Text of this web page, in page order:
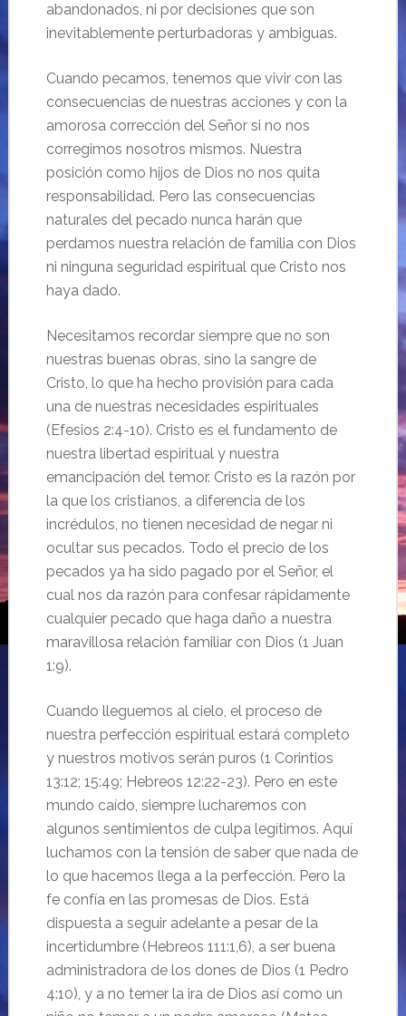
abandonados, ni por decisiones que son
inevitablemente perturbadoras y ambiguas.
Cuando pecamos, tenemos que vivir con las
consecuencias de nuestras acciones y con la
amorosa corrección del Señor si no nos
corregimos nosotros mismos. Nuestra
posición como hijos de Dios no nos quita
responsabilidad. Pero las consecuencias
naturales del pecado nunca harán que
perdamos nuestra relación de familia con Dios
ni ninguna seguridad espiritual que Cristo nos
haya dado.
Necesitamos recordar siempre que no son
nuestras buenas obras, sino la sangre de
Cristo, lo que ha hecho provisión para cada
una de nuestras necesidades espirituales
(Efesios 2:4-10). Cristo es el fundamento de
nuestra libertad espiritual y nuestra
emancipación del temor. Cristo es la razón por
la que los cristianos, a diferencia de los
incrédulos, no tienen necesidad de negar ni
ocultar sus pecados. Todo el precio de los
pecados ya ha sido pagado por el Señor, el
cual nos da razón para confesar rápidamente
cualquier pecado que haga daño a nuestra
maravillosa relación familiar con Dios (1 Juan
1:9).
Cuando lleguemos al cielo, el proceso de
nuestra perfección espiritual estará completo
y nuestros motivos serán puros (1 Corintios
13:12; 15:49; Hebreos 12:22-23). Pero en este
mundo caído, siempre lucharemos con
algunos sentimientos de culpa legítimos. Aquí
luchamos con la tensión de saber que nada de
lo que hacemos llega a la perfección. Pero la
fe confía en las promesas de Dios. Está
dispuesta a seguir adelante a pesar de la
incertidumbre (Hebreos 111:1,6), a ser buena
administradora de los dones de Dios (1 Pedro
4:10), y a no temer la ira de Dios así como un